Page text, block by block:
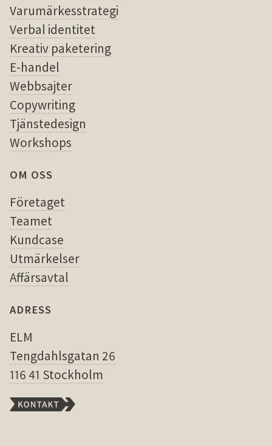
Varumärkesstrategi
Verbal identitet
Kreativ paketering
E-handel
Webbsajter
Copywriting
Tjänstedesign
Workshops
OM OSS
Företaget
Teamet
Kundcase
Utmärkelser
Affärsavtal
ADRESS
ELM
Tengdahlsgatan 26
116 41 Stockholm